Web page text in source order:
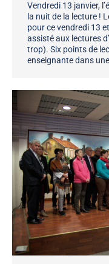
Vendredi 13 janvier,
la nuit de la lecture !
pour ce vendredi 13
assisté aux lectures
trop). Six points de
enseignante dans